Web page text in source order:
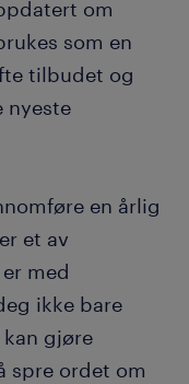
om
som en
tilbudet og
nyeste
en årlig
et av
med
ikke bare
gjøre
spre ordet om